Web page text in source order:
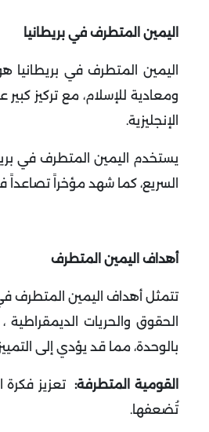
اليمين المتطرف في بريطانيا
اليمين المتطرف في
ومعادية للإسلام، مع تركيز
الإنجليزية.
يستخدم اليمين المتطرف في
السريع، كما شهد مؤخراً
أهداف اليمين المتطرف
تتمثل أهداف اليمين المتطرف
الحقوق والحريات
بالوحدة، مما قد يؤدي إلى
القومية المتطرفة:تعزيز فكرة
تُضعفها.